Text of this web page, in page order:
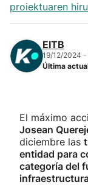
proiektuaren
EITB
19/12/2024 -
Última
El máximo
Josean
diciembre las
entidad para
categoría del